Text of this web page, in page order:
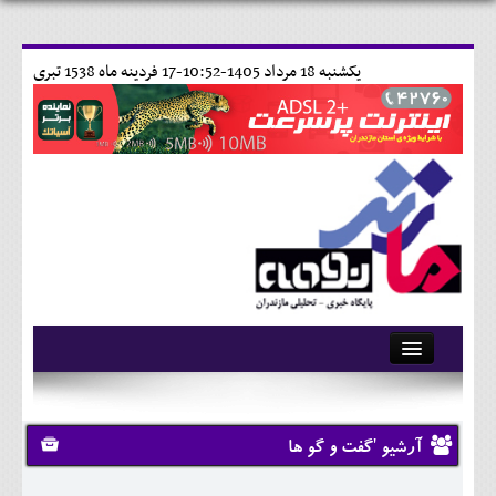
17 فردينه ماه 1538 تبری يکشنبه 18 مرداد 1405-10:52-
آرشیو
تماس با ما
وبلاگ
آرشیو 'گفت و گو ها